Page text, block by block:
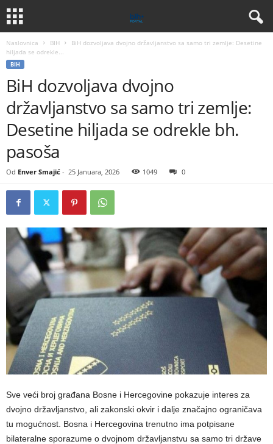
Naslovnica BIH
BiH dozvoljava dvojno državljanstvo sa samo tri zemlje: Desetine
hiljada se odrekle...
BIH
BiH dozvoljava dvojno
državljanstvo sa samo tri zemlje:
Desetine hiljada se odrekle bh.
pasoša
Od Enver Smajić - 25 Januara, 2026 1049 0
Sve veći broj građana Bosne i Hercegovine pokazuje interes za
dvojno državljanstvo, ali zakonski okvir i dalje značajno ograničava
tu mogućnost. Bosna i Hercegovina trenutno ima potpisane
bilateralne sporazume o dvojnom državljanstvu sa samo tri države